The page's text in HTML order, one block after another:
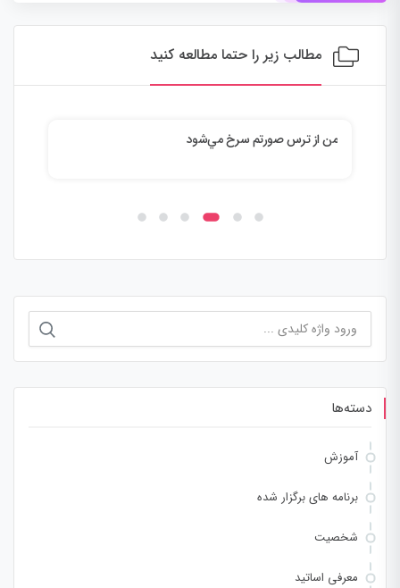
مطالب زیر را حتما مطالعه کنید
من از ترس صورتم سرخ مي‌شود
جستجو
برای:
دسته‌ها
آموزش
برنامه های برگزار شده
شخصیت
معرفی اساتید